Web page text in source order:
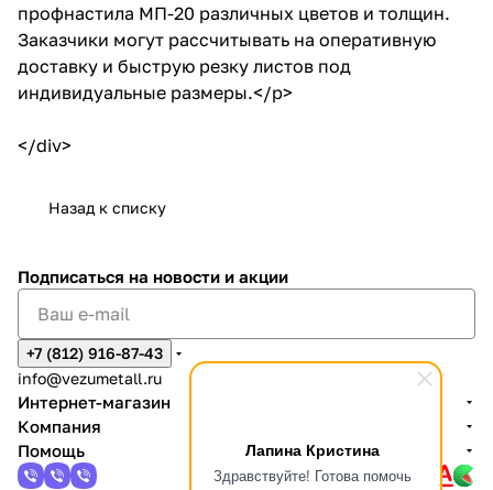
Лапина Кристина
Здравствуйте! Готова помочь
профнастила МП-20 различных цветов и толщин.
Заказчики могут рассчитывать на оперативную
доставку и быструю резку листов под
индивидуальные размеры.</p>
</div>
Назад к списку
Подписаться на новости и акции
+7 (812) 916-87-43
info@vezumetall.ru
Интернет-магазин
Компания
Помощь